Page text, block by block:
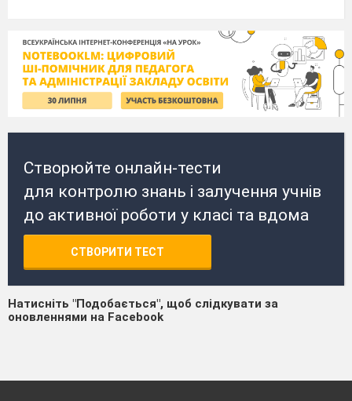
Створюйте онлайн-тести
для контролю знань і залучення учнів
до активної роботи у класі та вдома
СТВОРИТИ ТЕСТ
Натисніть "Подобається", щоб слідкувати за
оновленнями на Facebook